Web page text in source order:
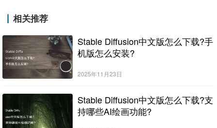
相关推荐
Stable Diffusion中文版怎么下载?手
机版怎么安装?
2025年11月23日
Stable Diffusion中文版怎么下载?支
持哪些AI绘画功能?